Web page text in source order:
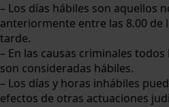
– Los días hábiles son aquellos
anteriormente entre las 8.00 de
tarde.
– En las causas criminales
son consideradas hábiles.
– Los días y horas inhábiles
efectos de otras actuaciones